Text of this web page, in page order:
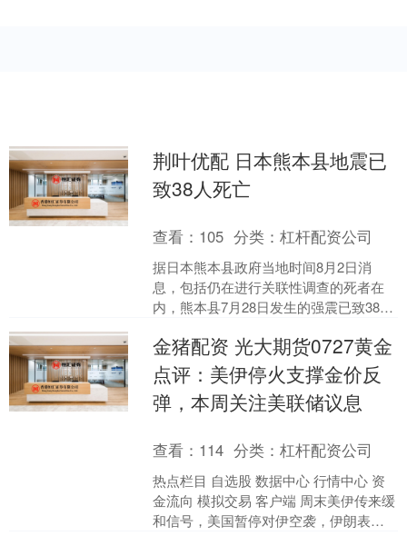
荆叶优配 日本熊本县地震已
致38人死亡
查看： 105 分类：杠杆配资公司
据日本熊本县政府当地时间8月2日消
息，包括仍在进行关联性调查的死者在
内，熊本县7月28日发生的强震已致38人
时间7月28日1....
金猪配资 光大期货0727黄金
点评：美伊停火支撑金价反
弹，本周关注美联储议息
查看： 114 分类：杠杆配资公司
热点栏目 自选股 数据中心 行情中心 资
金流向 模拟交易 客户端 周末美伊传来缓
和信号，美国暂停对伊空袭，伊朗表示